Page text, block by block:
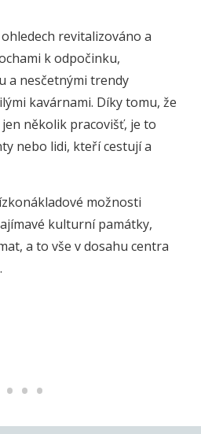
revitalizováno a
k odpočinku,
a nesčetnými trendy
kavárnami. Díky tomu, že
jen několik pracovišť, je to
nebo lidi, kteří cestují a
možnosti
kulturní památky,
a to vše v dosahu centra